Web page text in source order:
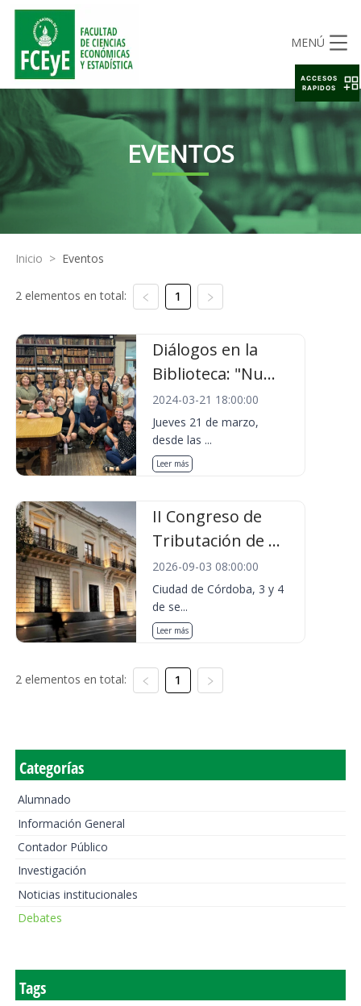
MENÚ
EVENTOS
Inicio > Eventos
2 elementos en total: 1
Diálogos en la
Biblioteca: "Nu...
2024-03-21 18:00:00
Jueves 21 de marzo,
desde las ...
Leer más
II Congreso de
Tributación de ...
2026-09-03 08:00:00
Ciudad de Córdoba, 3 y 4
de se...
Leer más
2 elementos en total: 1
Categorías
Alumnado
Información General
Contador Público
Investigación
Noticias institucionales
Debates
Tags
ACCESOS
RAPIDOS